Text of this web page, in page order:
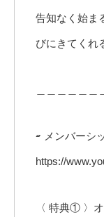
告知なく始ま
びにきてくれ
▱ メンバーシ
https://
〈 特典① 〉